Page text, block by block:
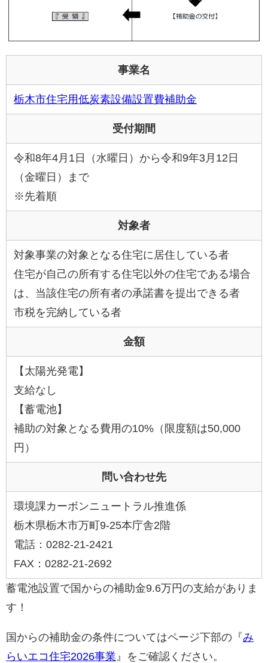
事業名
栃木市住宅用低炭素設備設置費補助金
受付期間
令和8年4月1日（水曜日）から令和9年3月12日
（金曜日）まで
※先着順
対象者
対象事業の対象となる住宅に居住している者
住宅が自己の所有する住宅以外の住宅である場合
は、当該住宅の所有者の承諾書を提出できる者
市税を完納している者
金額
【太陽光発電】
支給なし
【蓄電池】
補助の対象となる費用の10%（限度額は50,000
円）
問い合わせ先
環境課カーボンニュートラル推進係
栃木県栃木市万町9-25本庁舎2階
電話：0282-21-2421
FAX：0282-21-2692
蓄電池設置で国からの補助金9.6万円の支給がありま
す！
国からの補助金の条件についてはページ下部の『み
らいエコ住宅2026事業 』をご確認ください。